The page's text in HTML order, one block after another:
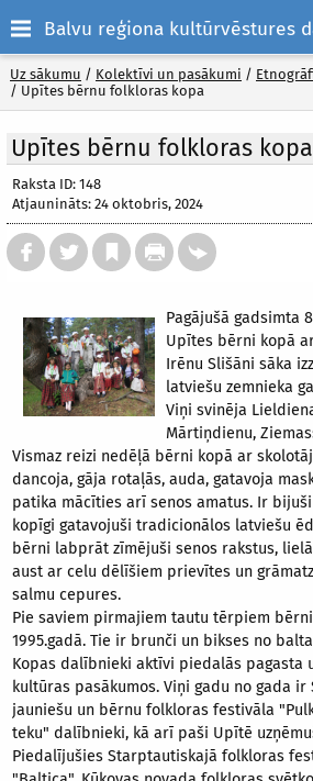
Balvu reģiona kultūrvēstures
Uz sākumu / Kolektīvi un pasākumi /
/ Upītes bērnu folkloras kopa
Upītes bērnu folkloras kopa
Raksta ID: 148
Atjaunināts: 24 oktobris, 2024
Pagājušā gadsimta
Upītes bērni kopā
Irēnu Slišāni sāka
latviešu zemnieka
Viņi svinēja
Mārtiņdienu,
Vismaz reizi nedēļā bērni kopā ar
dancoja, gāja rotaļās, auda, gatavoja
patika mācīties arī senos amatus. Ir
kopīgi gatavojuši tradicionālos latviešu
bērni labprāt zīmējuši senos rakstus,
aust ar celu dēlīšiem prievītes un
salmu cepures.
Pie saviem pirmajiem tautu tērpiem
1995.gadā. Tie ir brunči un bikses no
Kopas dalībnieki aktīvi piedalās pagasta
kultūras pasākumos. Viņi gadu no gada
jauniešu un bērnu folkloras festivāla
teku" dalībnieki, kā arī paši Upītē
Piedalījušies Starptautiskajā folkloras